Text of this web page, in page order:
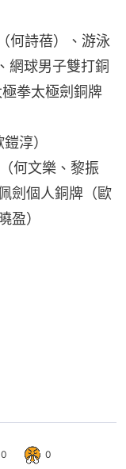
何詩蓓）、游泳
網球男子雙打銅
拳太極劍銅牌
淳）
何文樂、黎振
劍個人銅牌（歐
盈）
0 0